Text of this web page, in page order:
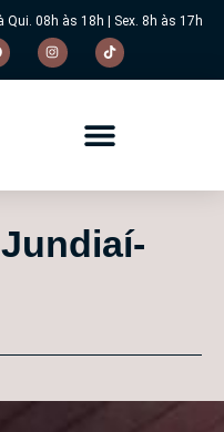
Qui. 08h às 18h | Sex. 8h às 17h